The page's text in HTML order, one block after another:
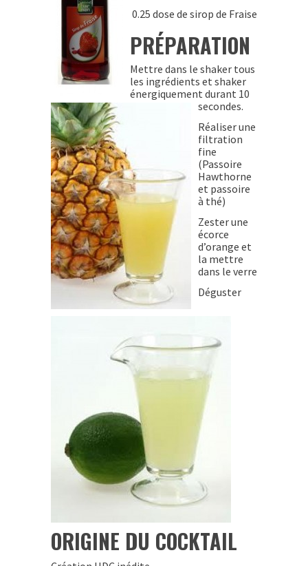
0.25 dose de sirop de Fraise
PRÉPARATION
Mettre dans le shaker tous
les ingrédients et shaker
énergiquement durant 10
secondes.
Réaliser une
filtration
fine
(Passoire
Hawthorne
et passoire
à thé)
Zester une
écorce
d’orange et
la mettre
dans le verre
Déguster
ORIGINE DU COCKTAIL